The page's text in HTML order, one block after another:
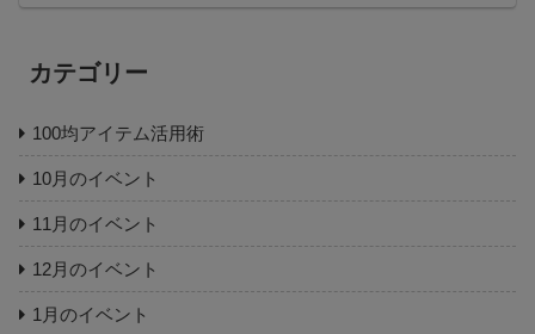
カテゴリー
100均アイテム活用術
10月のイベント
11月のイベント
12月のイベント
1月のイベント